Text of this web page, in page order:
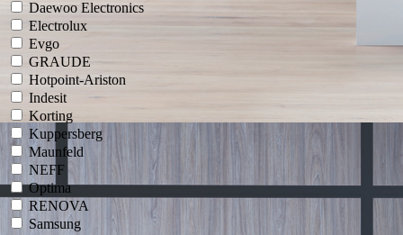
Daewoo Electronics
Electrolux
Evgo
GRAUDE
Hotpoint-Ariston
Indesit
Korting
Kuppersberg
Maunfeld
NEFF
Optima
RENOVA
Samsung